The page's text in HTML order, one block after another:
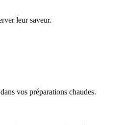
leur saveur.
vos préparations chaudes.